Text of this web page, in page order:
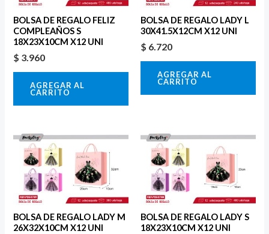
BOLSA DE REGALO FELIZ
COMPLEAÑOS S
18X23X10CM X12 UNI
$ 3.960
AGREGAR AL
CARRITO
BOLSA DE REGALO LADY L
30X41.5X12CM X12 UNI
$ 6.720
AGREGAR AL
CARRITO
BOLSA DE REGALO LADY M
26X32X10CM X12 UNI
BOLSA DE REGALO LADY S
18X23X10CM X12 UNI